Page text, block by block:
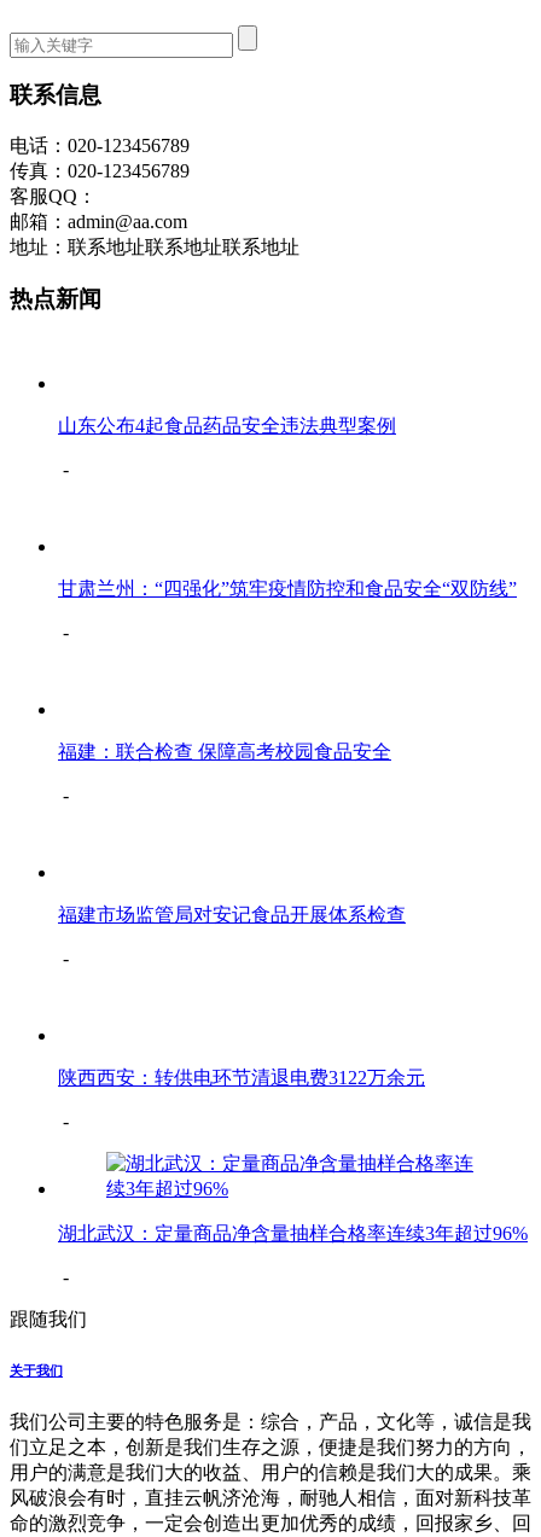
联系信息
电话：020-123456789
传真：020-123456789
客服QQ：
邮箱：admin@aa.com
地址：联系地址联系地址联系地址
热点新闻
山东公布4起食品药品安全违法典型案例
-
甘肃兰州：“四强化”筑牢疫情防控和食品安全“双防线”
-
福建：联合检查 保障高考校园食品安全
-
福建市场监管局对安记食品开展体系检查
-
陕西西安：转供电环节清退电费3122万余元
-
湖北武汉：定量商品净含量抽样合格率连续3年超过96%
-
跟随我们
关于我们
我们公司主要的特色服务是：综合，产品，文化等，诚信是我
们立足之本，创新是我们生存之源，便捷是我们努力的方向，
用户的满意是我们大的收益、用户的信赖是我们大的成果。乘
风破浪会有时，直挂云帆济沧海，耐驰人相信，面对新科技革
命的激烈竞争，一定会创造出更加优秀的成绩，回报家乡、回